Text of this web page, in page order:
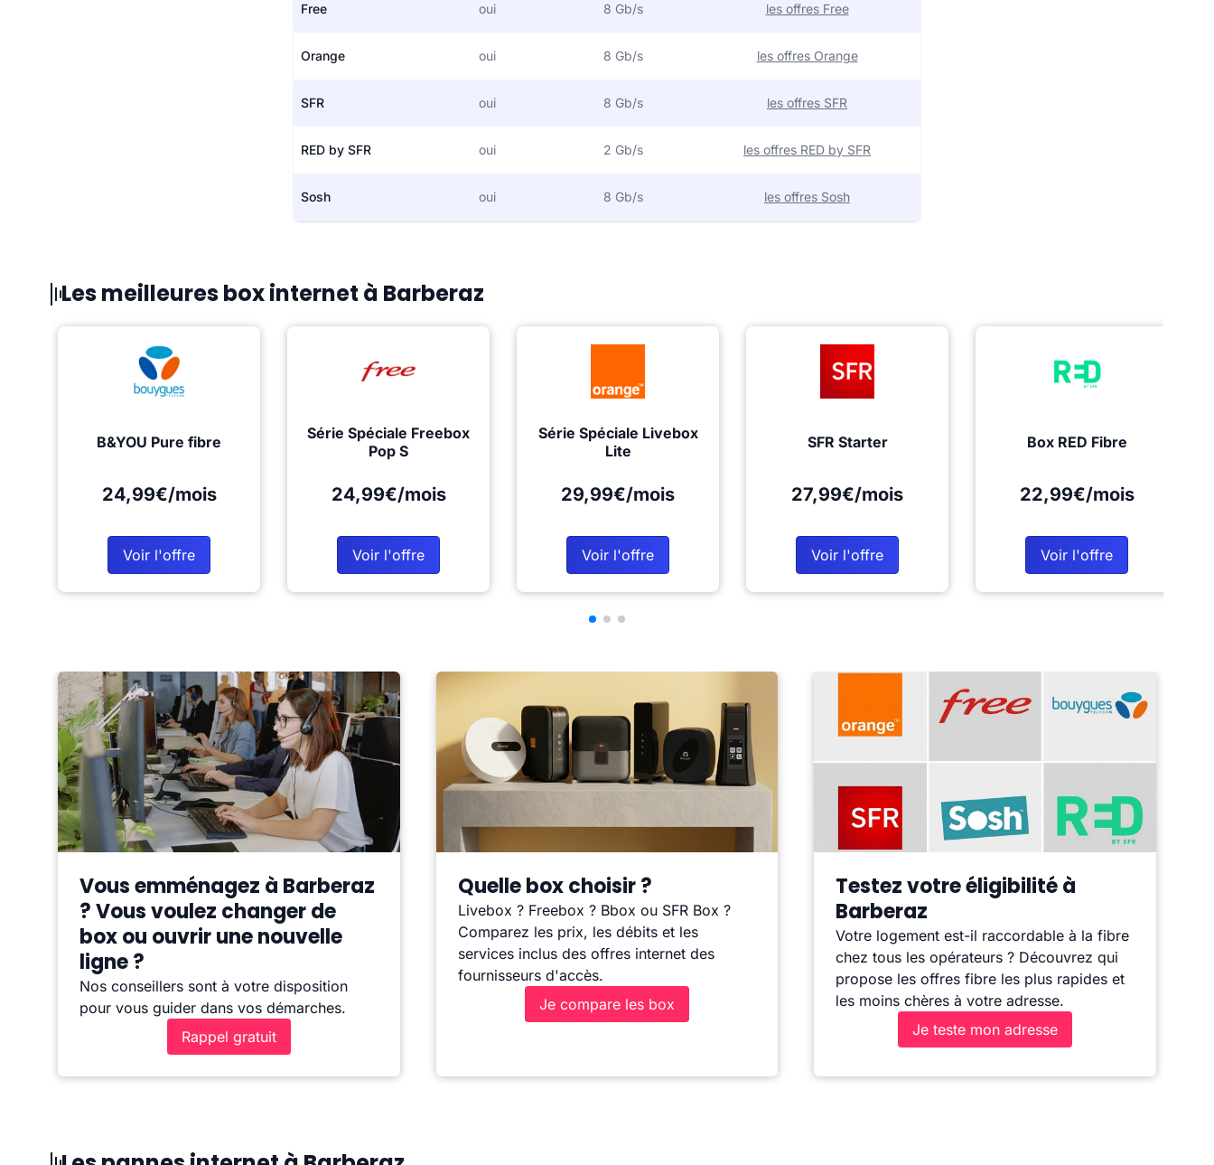
Free oui 8 Gb/s les offres Free
Orange oui 8 Gb/s les offres Orange
SFR oui 8 Gb/s les offres SFR
RED by SFR oui 2 Gb/s les offres RED by SFR
Sosh oui 8 Gb/s les offres Sosh
Les meilleures box internet à Barberaz
B&YOU Pure fibre
24,99€/mois
Voir l'offre
Série Spéciale Freebox
Pop S
24,99€/mois
Voir l'offre
Série Spéciale Livebox
Lite
29,99€/mois
Voir l'offre
SFR Starter
27,99€/mois
Voir l'offre
Box RED Fibre
22,99€/mois
Voir l'offre
Vous emménagez à Barberaz
? Vous voulez changer de
box ou ouvrir une nouvelle
ligne ?
Nos conseillers sont à votre disposition
pour vous guider dans vos démarches.
Rappel gratuit
Quelle box choisir ?
Livebox ? Freebox ? Bbox ou SFR Box ?
Comparez les prix, les débits et les
services inclus des offres internet des
fournisseurs d'accès.
Je compare les box
Testez votre éligibilité à
Barberaz
Votre logement est-il raccordable à la fibre
chez tous les opérateurs ? Découvrez qui
propose les offres fibre les plus rapides et
les moins chères à votre adresse.
Je teste mon adresse